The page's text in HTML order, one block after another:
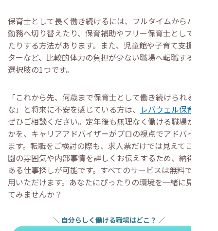
保育士として長く働き続けるには、フルタイムからパート
勤務へ切り替えたり、保育補助やフリー保育士として働い
たりする方法があります。また、児童館や子育て支援セン
ターなど、比較的体力の負担が少ない職場へ転職するのも
選択肢の1つです。
「これから先、何歳まで保育士として働き続けられるか
な」と将来に不安を感じている方は、 レバウェル保育士
ぜひご相談ください。定年後も無理なく働ける職場かどう
かを、キャリアアドバイザーがプロの視点でアドバイスし
ます。転職をご検討の際も、求人票だけでは見えてこない
園の雰囲気や内部事情を詳しくお伝えするため、納得感の
ある仕事探しが可能です。すべてのサービスは無料でご利
用いただけます。あなたにぴったりの環境を一緒に見つけ
てみませんか？
＼ 自分らしく働ける職場はどこ？ ／